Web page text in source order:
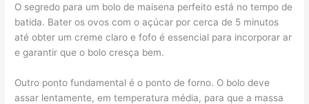
O segredo para um bolo de maisena perfeito está no tempo de
batida. Bater os ovos com o açúcar por cerca de 5 minutos
até obter um creme claro e fofo é essencial para incorporar ar
e garantir que o bolo cresça bem.
Outro ponto fundamental é o ponto de forno. O bolo deve
assar lentamente, em temperatura média, para que a massa